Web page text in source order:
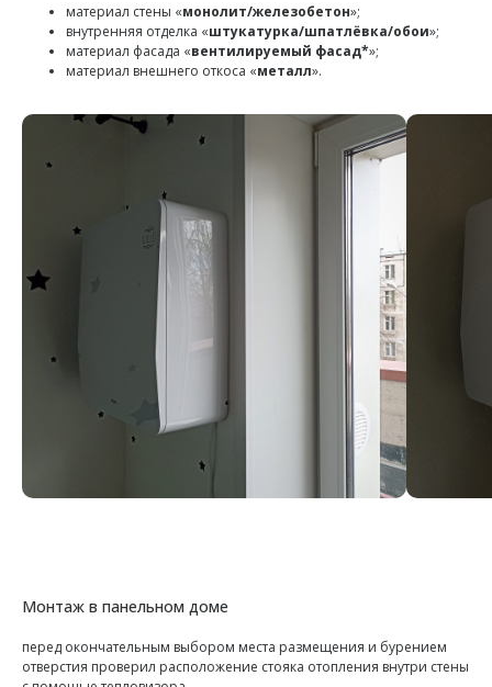
материал стены «монолит/железобетон»;
внутренняя отделка «штукатурка/шпатлёвка/обои»;
материал фасада «вентилируемый фасад*»;
материал внешнего откоса «металл».
Монтаж в панельном доме
перед окончательным выбором места размещения и бурением
отверстия проверил расположение стояка отопления внутри стены